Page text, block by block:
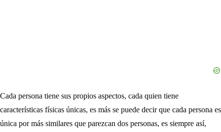
Cada persona tiene sus propios aspectos, cada quien tiene
características físicas únicas, es más se puede decir que cada persona es
única por más similares que parezcan dos personas, es siempre así,